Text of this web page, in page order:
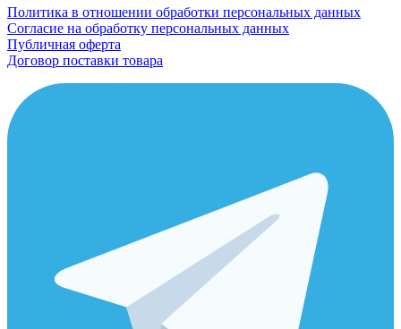
Политика в отношении обработки персональных данных
Согласие на обработку персональных данных
Публичная оферта
Договор поставки товара